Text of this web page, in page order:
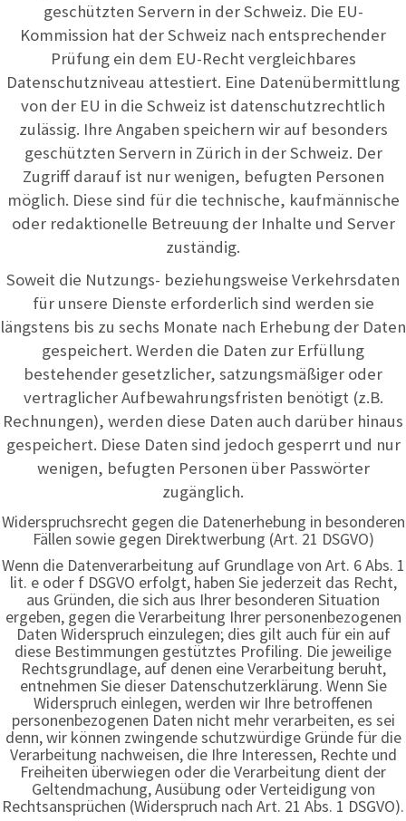
geschützten Servern in der Schweiz. Die EU-
Kommission hat der Schweiz nach entsprechender
Prüfung ein dem EU-Recht vergleichbares
Datenschutzniveau attestiert. Eine Datenübermittlung
von der EU in die Schweiz ist datenschutzrechtlich
zulässig. Ihre Angaben speichern wir auf besonders
geschützten Servern in Zürich in der Schweiz. Der
Zugriff darauf ist nur wenigen, befugten Personen
möglich. Diese sind für die technische, kaufmännische
oder redaktionelle Betreuung der Inhalte und Server
zuständig.
Soweit die Nutzungs- beziehungsweise Verkehrsdaten
für unsere Dienste erforderlich sind werden sie
längstens bis zu sechs Monate nach Erhebung der Daten
gespeichert. Werden die Daten zur Erfüllung
bestehender gesetzlicher, satzungsmäßiger oder
vertraglicher Aufbewahrungsfristen benötigt (z.B.
Rechnungen), werden diese Daten auch darüber hinaus
gespeichert. Diese Daten sind jedoch gesperrt und nur
wenigen, befugten Personen über Passwörter
zugänglich.
Widerspruchsrecht gegen die Datenerhebung in besonderen
Fällen sowie gegen Direktwerbung (Art. 21 DSGVO)
Wenn die Datenverarbeitung auf Grundlage von Art. 6 Abs. 1
lit. e oder f DSGVO erfolgt, haben Sie jederzeit das Recht,
aus Gründen, die sich aus Ihrer besonderen Situation
ergeben, gegen die Verarbeitung Ihrer personenbezogenen
Daten Widerspruch einzulegen; dies gilt auch für ein auf
diese Bestimmungen gestütztes Profiling. Die jeweilige
Rechtsgrundlage, auf denen eine Verarbeitung beruht,
entnehmen Sie dieser Datenschutzerklärung. Wenn Sie
Widerspruch einlegen, werden wir Ihre betroffenen
personenbezogenen Daten nicht mehr verarbeiten, es sei
denn, wir können zwingende schutzwürdige Gründe für die
Verarbeitung nachweisen, die Ihre Interessen, Rechte und
Freiheiten überwiegen oder die Verarbeitung dient der
Geltendmachung, Ausübung oder Verteidigung von
Rechtsansprüchen (Widerspruch nach Art. 21 Abs. 1 DSGVO).